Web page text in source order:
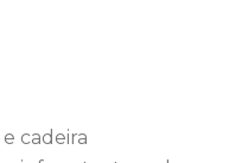
cadeira